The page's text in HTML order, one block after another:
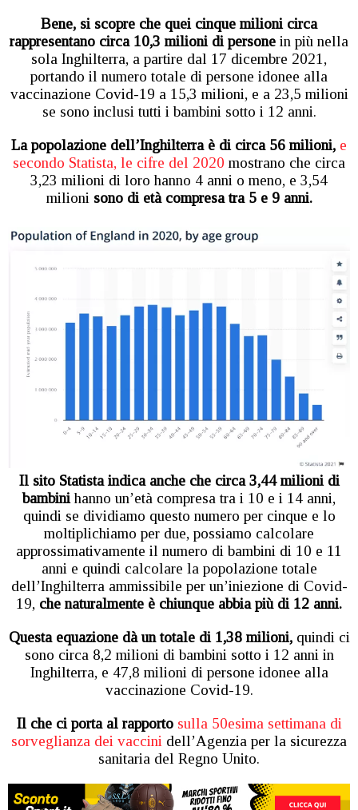
Bene, si scopre che quei cinque milioni circa
rappresentano circa 10,3 milioni di persone in più nella
sola Inghilterra, a partire dal 17 dicembre 2021,
portando il numero totale di persone idonee alla
vaccinazione Covid-19 a 15,3 milioni, e a 23,5 milioni
se sono inclusi tutti i bambini sotto i 12 anni.
La popolazione dell’Inghilterra è di circa 56 milioni, e
secondo Statista, le cifre del 2020 mostrano che circa
3,23 milioni di loro hanno 4 anni o meno, e 3,54
milionisono di età compresa tra 5 e 9 anni.
Il sito Statista indica anche che circa 3,44 milioni di
bambinihanno un’età compresa tra i 10 e i 14 anni,
quindi se dividiamo questo numero per cinque e lo
moltiplichiamo per due, possiamo calcolare
approssimativamente il numero di bambini di 10 e 11
anni e quindi calcolare la popolazione totale
dell’Inghilterra ammissibile per un’iniezione di Covid-
19, che naturalmente è chiunque abbia più di 12 anni.
Questa equazione dà un totale di 1,38 milioni,quindi ci
sono circa 8,2 milioni di bambini sotto i 12 anni in
Inghilterra, e 47,8 milioni di persone idonee alla
vaccinazione Covid-19.
Il che ci porta al rapporto sulla 50esima settimana di
sorveglianza dei vaccini dell’Agenzia per la sicurezza
sanitaria del Regno Unito.